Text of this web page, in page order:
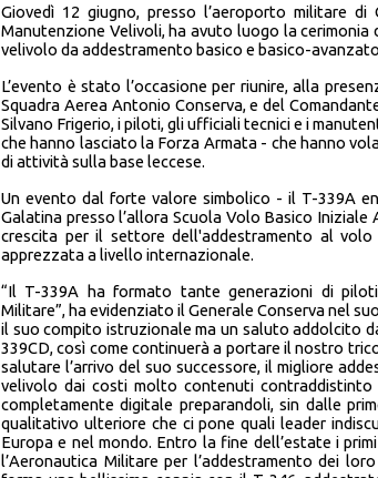
Giovedì 12 giugno, presso l’aeroporto militare
Manutenzione Velivoli, ha avuto luogo la cerimonia
velivolo da addestramento basico e basico-
L’evento è stato l’occasione per riunire, alla
Squadra Aerea Antonio Conserva, e del
Silvano Frigerio, i piloti, gli ufficiali tecnici e i
che hanno lasciato la Forza Armata - che hanno
di attività sulla base leccese.
Un evento dal forte valore simbolico - il T-339A
Galatina presso l’allora Scuola Volo Basico
crescita per il settore dell'addestramento al
apprezzata a livello internazionale.
“Il T-339A ha formato tante generazioni di
Militare”, ha evidenziato il Generale Conserva nel
il suo compito istruzionale ma un saluto addolcito
339CD, così come continuerà a portare il nostro
salutare l’arrivo del suo successore, il migliore
velivolo dai costi molto contenuti
completamente digitale preparandoli, sin dalle
qualitativo ulteriore che ci pone quali leader
Europa e nel mondo. Entro la fine dell’estate i
l’Aeronautica Militare per l’addestramento dei